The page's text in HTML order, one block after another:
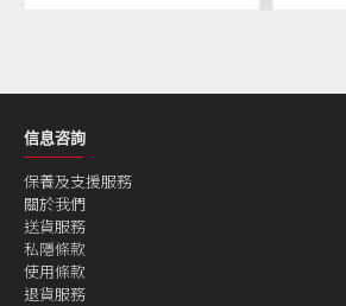
信息咨詢
保養及支援服務
關於我們
送貨服務
私隱條款
使用條款
退貨服務